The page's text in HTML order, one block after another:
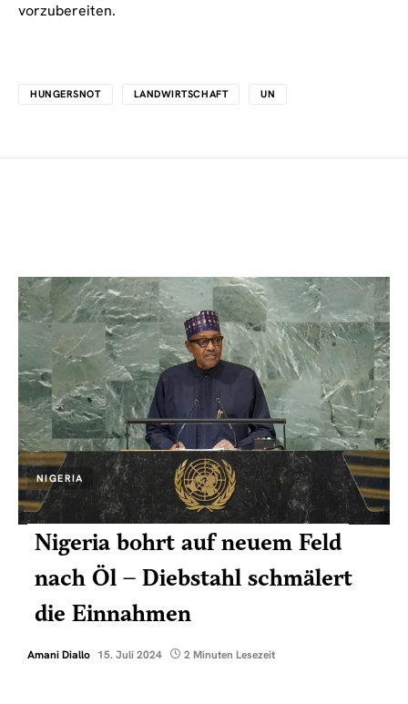
vorzubereiten.
HUNGERSNOT LANDWIRTSCHAFT UN
NIGERIA
Nigeria bohrt auf neuem Feld
nach Öl – Diebstahl schmälert
die Einnahmen
Amani Diallo 15. Juli 2024 2 Minuten Lesezeit